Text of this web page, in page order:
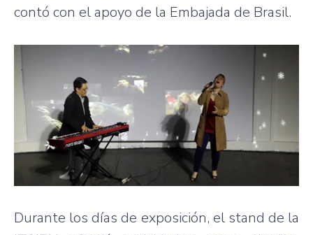
contó con el apoyo de la Embajada de Brasil.
Durante los días de exposición, el stand de la